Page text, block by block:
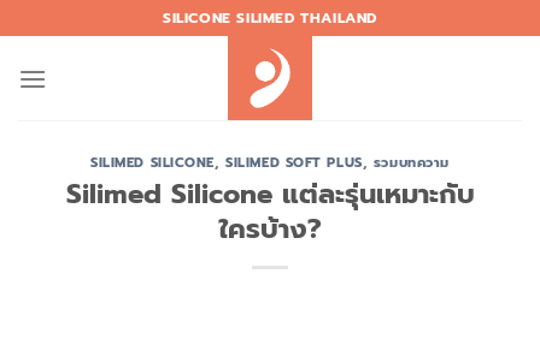
to
content
SILICONE SILIMED THAILAND
SILIMED SILICONE,SILIMED SOFT PLUS, รวมบทความ
Silimed Silicone แต่ละรุ่นเหมาะกับ
ใครบ้าง?